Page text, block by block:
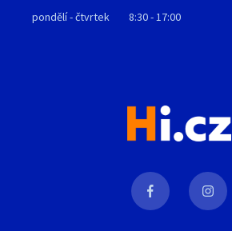
pondělí - čtvrtek 8:30 - 17:00